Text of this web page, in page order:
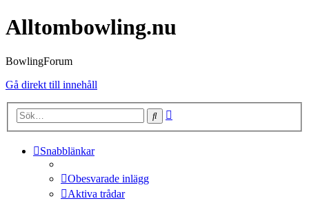
Alltombowling.nu
BowlingForum
Gå direkt till innehåll
Sök
Snabblänkar
Obesvarade inlägg
Aktiva trådar